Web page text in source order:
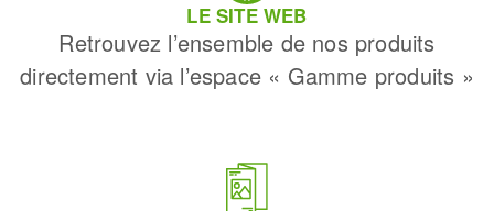
LE SITE WEB
Retrouvez l’ensemble de nos produits
directement via l’espace « Gamme produits »